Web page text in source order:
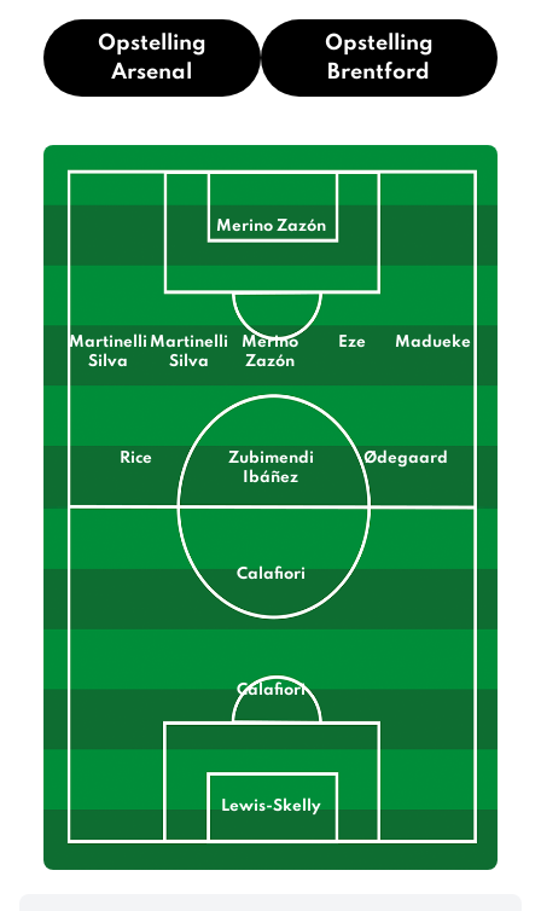
Opstelling
Arsenal
Opstelling
Brentford
Merino Zazón
Martinelli
Silva
Martinelli
Silva
Merino
Zazón
Eze Madueke
Rice
Zubimendi
Ibáñez
Ødegaard
Calafiori
Calafiori
Lewis-Skelly